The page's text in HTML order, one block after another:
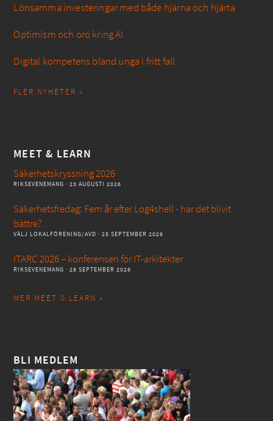
Lönsamma investeringar med både hjärna och hjärta
Optimism och oro kring AI
Digital kompetens bland unga i fritt fall
FLER NYHETER »
MEET & LEARN
Säkerhetskryssning 2026
RIKSEVENEMANG · 23 AUGUSTI 2026
Säkerhetsfredag: Fem år efter Log4shell - har det blivit
bättre?
VÄLJ LOKALFÖRENING/AVD · 25 SEPTEMBER 2026
ITARC 2026 – konferensen för IT-arkitekter
RIKSEVENEMANG · 28 SEPTEMBER 2026
MER MEET & LEARN »
BLI MEDLEM